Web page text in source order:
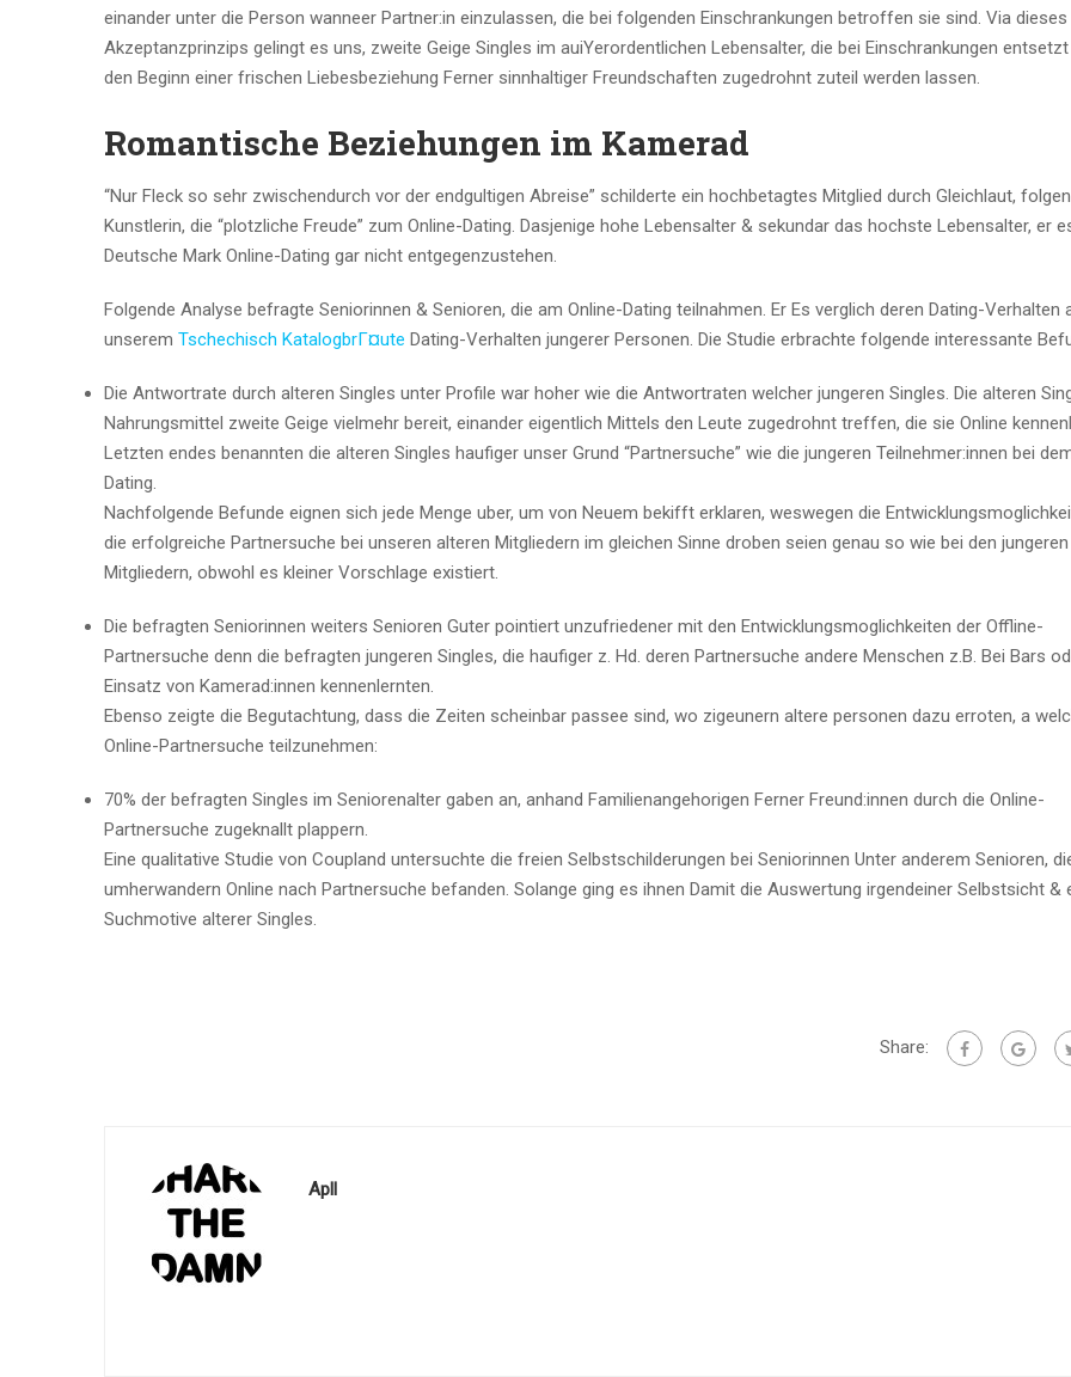
einander unter die Person wanneer Partner:in einzulassen, die bei folgenden Einschrankungen betroffen sie sind. Via dieses
Akzeptanzprinzips gelingt es uns, zweite Geige Singles im auiYerordentlichen Lebensalter, die bei Einschrankungen entsetzt
den Beginn einer frischen Liebesbeziehung Ferner sinnhaltiger Freundschaften zugedrohnt zuteil werden lassen.
Romantische Beziehungen im Kamerad
“Nur Fleck so sehr zwischendurch vor der endgultigen Abreise” schilderte ein hochbetagtes Mitglied durch Gleichlaut,
Kunstlerin, die “plotzliche Freude” zum Online-Dating. Dasjenige hohe Lebensalter & sekundar das hochste Lebensalter, er
Deutsche Mark Online-Dating gar nicht entgegenzustehen.
Folgende Analyse befragte Seniorinnen & Senioren, die am Online-Dating teilnahmen. Er Es verglich deren Dating-Verhalten
unserem Tschechisch KatalogbrГ¤ute Dating-Verhalten jungerer Personen. Die Studie erbrachte folgende interessante
Die Antwortrate durch alteren Singles unter Profile war hoher wie die Antwortraten welcher jungeren Singles. Die alteren
Nahrungsmittel zweite Geige vielmehr bereit, einander eigentlich Mittels den Leute zugedrohnt treffen, die sie Online
Letzten endes benannten die alteren Singles haufiger unser Grund “Partnersuche” wie die jungeren Teilnehmer:innen bei
Dating.
Nachfolgende Befunde eignen sich jede Menge uber, um von Neuem bekifft erklaren, weswegen die
die erfolgreiche Partnersuche bei unseren alteren Mitgliedern im gleichen Sinne droben seien genau so wie bei den jungeren
Mitgliedern, obwohl es kleiner Vorschlage existiert.
Die befragten Seniorinnen weiters Senioren Guter pointiert unzufriedener mit den Entwicklungsmoglichkeiten der Offline-
Partnersuche denn die befragten jungeren Singles, die haufiger z. Hd. deren Partnersuche andere Menschen z.B. Bei Bars
Einsatz von Kamerad:innen kennenlernten.
Ebenso zeigte die Begutachtung, dass die Zeiten scheinbar passee sind, wo zigeunern altere personen dazu erroten, a
Online-Partnersuche teilzunehmen:
70% der befragten Singles im Seniorenalter gaben an, anhand Familienangehorigen Ferner Freund:innen durch die Online-
Partnersuche zugeknallt plappern.
Eine qualitative Studie von Coupland untersuchte die freien Selbstschilderungen bei Seniorinnen Unter anderem Senioren,
umherwandern Online nach Partnersuche befanden. Solange ging es ihnen Damit die Auswertung irgendeiner Selbstsicht &
Suchmotive alterer Singles.
Share:
Apll